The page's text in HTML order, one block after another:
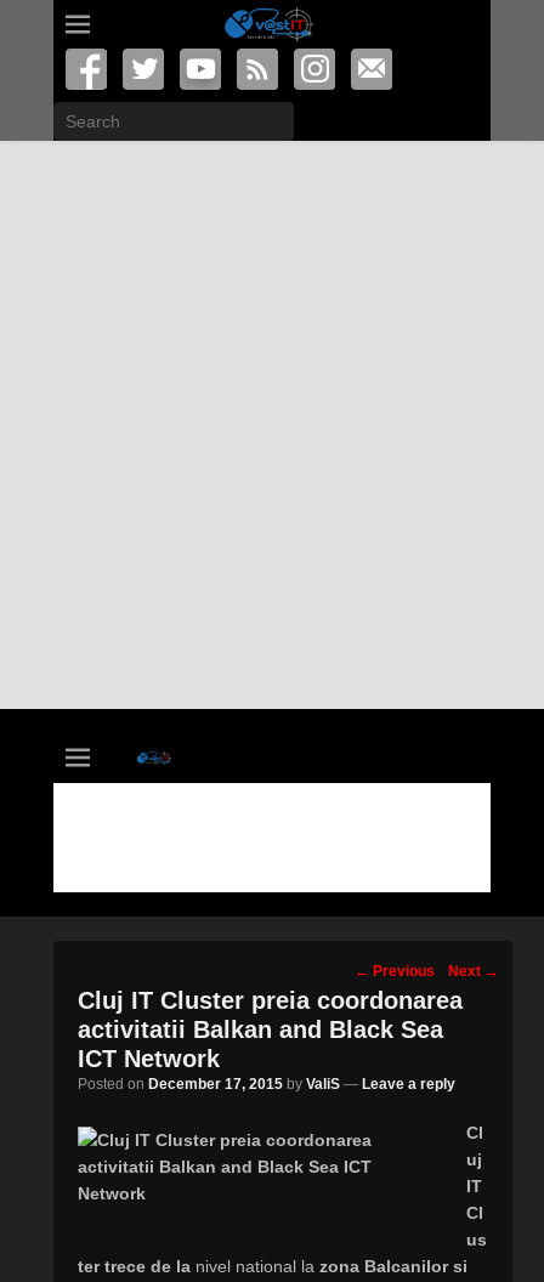
Search
vastIT.ro
Blog de Tehnologie
Post
navigation
← Previous Next →
Cluj IT Cluster preia coordonarea
activitatii Balkan and Black Sea
ICT Network
Posted on December 17, 2015 by ValiS — Leave a reply
Cl
uj
IT
Cl
us
ter trece de la nivel national la zona Balcanilor si